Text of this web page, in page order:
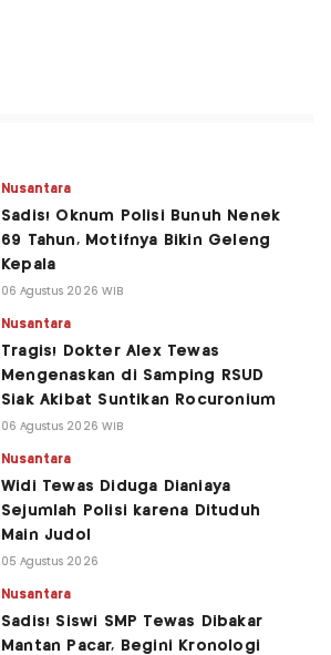
Nusantara
Sadis! Oknum Polisi Bunuh Nenek
69 Tahun, Motifnya Bikin Geleng
Kepala
06 Agustus 2026 WIB
Nusantara
Tragis! Dokter Alex Tewas
Mengenaskan di Samping RSUD
Siak Akibat Suntikan Rocuronium
06 Agustus 2026 WIB
Nusantara
Widi Tewas Diduga Dianiaya
Sejumlah Polisi karena Dituduh
Main Judol
05 Agustus 2026
Nusantara
Sadis! Siswi SMP Tewas Dibakar
Mantan Pacar, Begini Kronologi